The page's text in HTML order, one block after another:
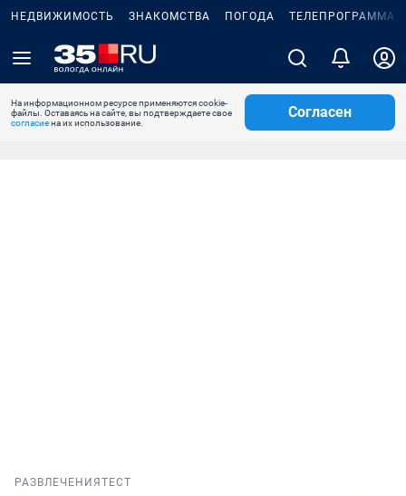
НЕДВИЖИМОСТЬ ЗНАКОМСТВА ПОГОДА ТЕЛЕПРОГРАММА
На информационном ресурсе применяются cookie-
файлы. Оставаясь на сайте, вы подтверждаете свое
согласиена их использование.
Согласен
РАЗВЛЕЧЕНИЯ ТЕСТ